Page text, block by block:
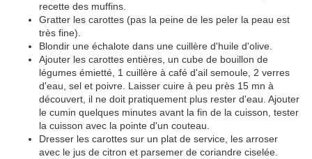
recette des muffins.
Gratter les carottes (pas la peine de les peler la peau est
très fine).
Blondir une échalote dans une cuillère d'huile d'olive.
Ajouter les carottes entières, un cube de bouillon de
légumes émietté, 1 cuillère à café d'ail semoule, 2 verres
d'eau, sel et poivre. Laisser cuire à peu près 15 mn à
découvert, il ne doit pratiquement plus rester d'eau. Ajouter
le cumin quelques minutes avant la fin de la cuisson, tester
la cuisson avec la pointe d'un couteau.
Dresser les carottes sur un plat de service, les arroser
avec le jus de citron et parsemer de coriandre ciselée.